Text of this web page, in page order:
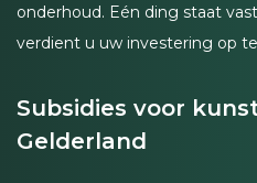
onderhoud. Eén ding staat
verdient u uw investering op
Subsidies voor
Gelderland